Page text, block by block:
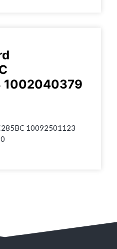
1002040379
10092501123